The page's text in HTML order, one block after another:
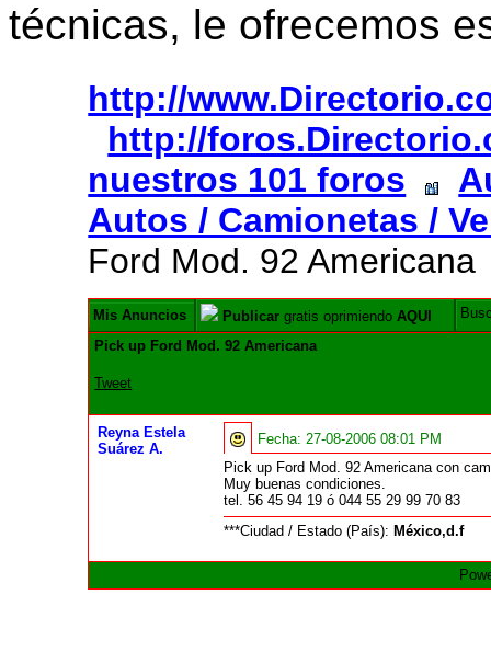
técnicas, le ofrecemos
http://
http://
nuestros 101 foros
Autos / Camionetas /
Ford Mod. 92 Americana
Mis Anuncios Publicar gratis oprimiendoAQUI
Pick up Ford Mod. 92 Americana
Tweet
Reyna Estela
Suárez A.
Fecha:27-08-2006 08:01 PM
Pick up Ford Mod. 92 Americana con
Muy buenas condiciones.
tel. 56 45 94 19 ó 044 55 29 99 70 83
***Ciudad / Estado (País): México,d.f